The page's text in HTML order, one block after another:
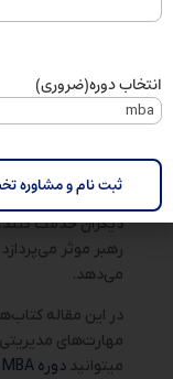
رهبران آخر غذا
بود.
کیوساکی در این
دیگران خدمت
رهبر موثر
می‌دهد.
در این مقاله
مهارت‌های
میتوانید دوره MBA در اصفهان
انتخاب دوره(ضروری)